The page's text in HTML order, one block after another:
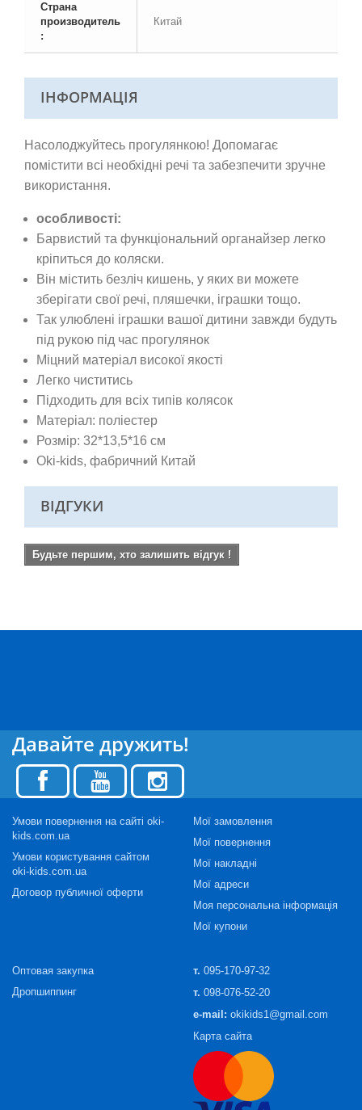
Страна
производитель
:
Китай
ІНФОРМАЦІЯ
Насолоджуйтесь прогулянкою! Допомагає
помістити всі необхідні речі та забезпечити зручне
використання.
особливості:
Барвистий та функціональний органайзер легко
кріпиться до коляски.
Він містить безліч кишень, у яких ви можете
зберігати свої речі, пляшечки, іграшки тощо.
Так улюблені іграшки вашої дитини завжди будуть
під рукою під час прогулянок
Міцний матеріал високої якості
Легко чиститись
Підходить для всіх типів колясок
Матеріал: поліестер
Розмір: 32*13,5*16 см
Oki-kids, фабричний Китай
ВІДГУКИ
Будьте першим, хто залишить відгук !
Давайте дружить!
Умови повернення на сайті oki-
kids.com.ua
Умови користування сайтом
oki-kids.com.ua
Договор публичної оферти
Мої замовлення
Мої повернення
Мої накладні
Мої адреси
Моя персональна інформація
Мої купони
Оптовая закупка
Дропшиппинг
т. 095-170-97-32
т. 098-076-52-20
e-mail: okikids1@gmail.com
Карта сайта